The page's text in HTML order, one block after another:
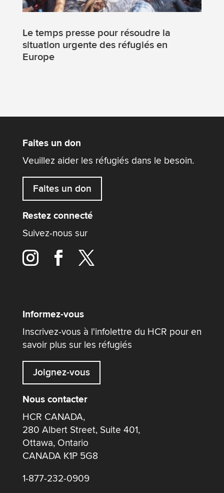
Le temps presse pour résoudre la
situation urgente des réfugiés en
Europe
Faites un don
Veuillez aider les réfugiés dans le besoin.
Faites un don
Restez connecté
Suivez-nous sur
Informez-vous
Inscrivez-vous à l'infolettre du HCR pour en
savoir plus sur les réfugiés
Joignez-vous
Nous contacter
HCR CANADA,
280 Albert Street, Suite 401,
Ottawa, Ontario
CANADA K1P 5G8
1-877-232-0909